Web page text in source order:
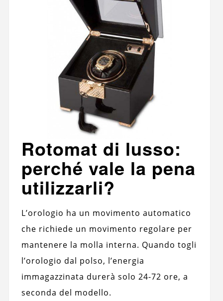
Rotomat di lusso:
perché vale la pena
utilizzarli?
L’orologio ha un movimento automatico
che richiede un movimento regolare per
mantenere la molla interna. Quando togli
l’orologio dal polso, l’energia
immagazzinata durerà solo 24-72 ore, a
seconda del modello.